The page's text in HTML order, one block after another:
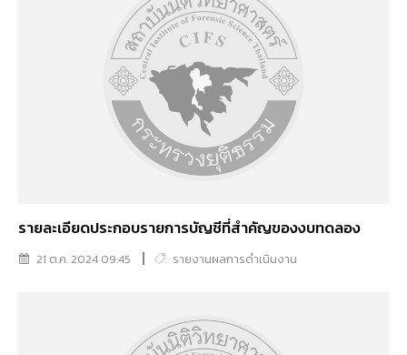
รายละเอียดประกอบรายการบัญชีที่สำคัญของงบทดลอง
21 ต.ค. 2024 09:45 รายงานผลการดำเนินงาน